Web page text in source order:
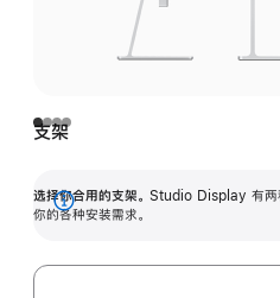
支架
选择你合用的支架。 Studio Display 有两
你的各种安装需求。
展